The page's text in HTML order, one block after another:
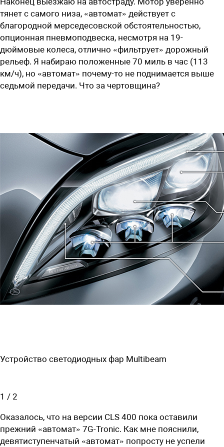
тянет с самого низа, «автомат» действует с
благородной мерседесовской обстоятельностью,
опционная пневмоподвеска, несмотря на 19-
дюймовые колеса, отлично «фильтрует» дорожный
рельеф. Я набираю положенные 70 миль в час (113
км/ч), но «автомат» почему-то не поднимается выше
седьмой передачи. Что за чертовщина?
Устройство светодиодных фар Multibeam
1 / 2
Оказалось, что на версии CLS 400 пока оставили
прежний «автомат» 7G-Tronic. Как мне пояснили,
девятиступенчатый «автомат» попросту не успели